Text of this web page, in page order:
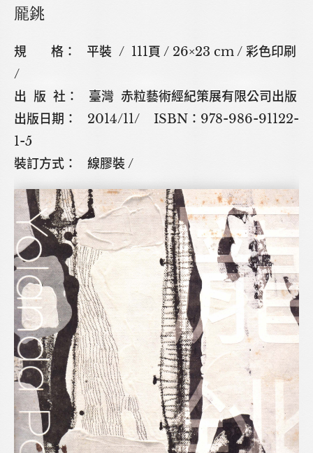
龎銚
規 格： 平裝 / 111頁 / 26×23 cm / 彩色印刷
/
出 版 社： 臺灣 赤粒藝術經紀策展有限公司出版
出版日期： 2014/11/ ISBN：978-986-91122-
1-5
裝訂方式： 線膠裝 /